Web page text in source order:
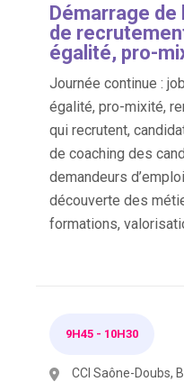
Démarrage
de
égalité, pro-
Journée continue :
égalité, pro-mixité,
qui recrutent,
de coaching des
demandeurs
découverte des
formations,
9H45 - 10H30
CCI Saône-Doubs,